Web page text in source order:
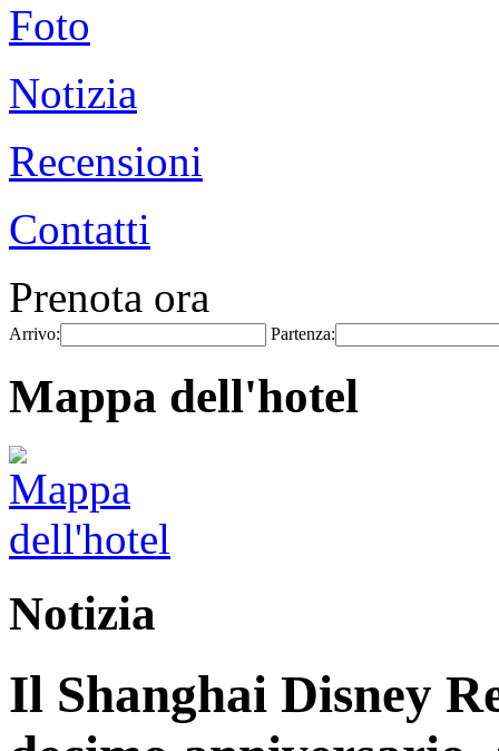
Foto
Notizia
Recensioni
Contatti
Prenota ora
Arrivo: Partenza:
Mappa dell'hotel
Notizia
Il Shanghai Disney